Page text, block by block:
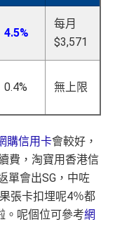
4.5%
每月
$3,571
0.4% 無上限
購信用卡會較好，
費，淘寶用香港信
單會出SG，中咗
張卡扣埋呢4％都
。呢個位可參考網